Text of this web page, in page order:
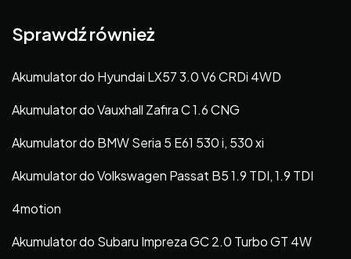
Sprawdź również
Akumulator do Hyundai LX57 3.0 V6 CRDi 4WD
Akumulator do Vauxhall Zafira C 1.6 CNG
Akumulator do BMW Seria 5 E61 530 i, 530 xi
Akumulator do Volkswagen Passat B5 1.9 TDI, 1.9 TDI
4motion
Akumulator do Subaru Impreza GC 2.0 Turbo GT 4W